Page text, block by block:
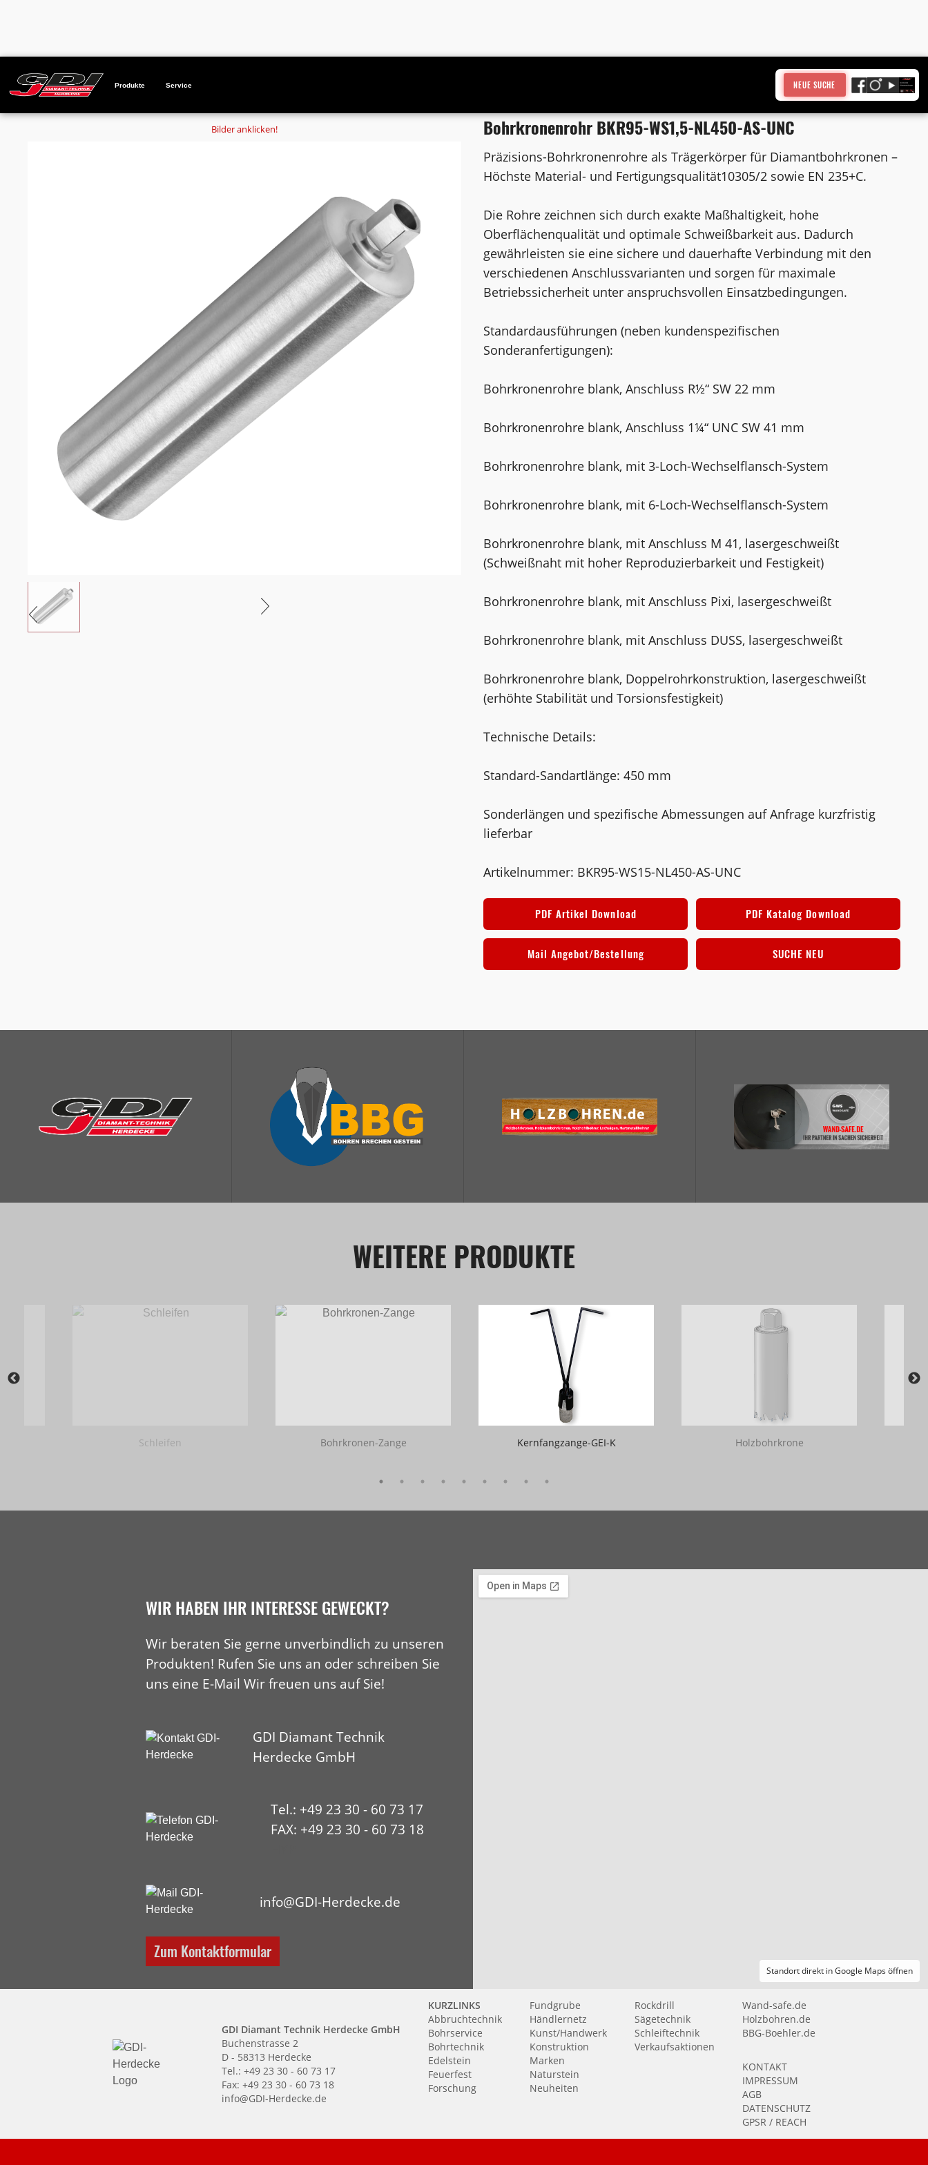
Produkte Service NEUE SUCHE
Startseite Produkte Bohrkronenrohr BKR95-WS1,5-NL450-AS-UNC
Bilder anklicken! Bohrkronenrohr BKR95-WS1,5-NL450-AS-UNC
Präzisions-Bohrkronenrohre als Trägerkörper für Diamantbohrkronen –
Höchste Material- und Fertigungsqualität10305/2 sowie EN 235+C.
Die Rohre zeichnen sich durch exakte Maßhaltigkeit, hohe
Oberflächenqualität und optimale Schweißbarkeit aus. Dadurch
gewährleisten sie eine sichere und dauerhafte Verbindung mit den
verschiedenen Anschlussvarianten und sorgen für maximale
Betriebssicherheit unter anspruchsvollen Einsatzbedingungen.
Standardausführungen (neben kundenspezifischen
Sonderanfertigungen):
Bohrkronenrohre blank, Anschluss R½“ SW 22 mm
Bohrkronenrohre blank, Anschluss 1¼“ UNC SW 41 mm
Bohrkronenrohre blank, mit 3-Loch-Wechselflansch-System
Bohrkronenrohre blank, mit 6-Loch-Wechselflansch-System
Bohrkronenrohre blank, mit Anschluss M 41, laser­geschweißt
(Schweißnaht mit hoher Reproduzierbarkeit und Festigkeit)
Bohrkronenrohre blank, mit Anschluss Pixi, laser­geschweißt
Bohrkronenrohre blank, mit Anschluss DUSS, laser­geschweißt
Bohrkronenrohre blank, Doppelrohrkonstruktion, laser­geschweißt
(erhöhte Stabilität und Torsionsfestigkeit)
Technische Details:
Standard-Sandartlänge: 450 mm
Sonderlängen und spezifische Abmessungen auf Anfrage kurzfristig
lieferbar
Artikelnummer: BKR95-WS15-NL450-AS-UNC
PDF Artikel Download PDF Katalog Download
Mail Angebot/Bestellung SUCHE NEU
WEITERE PRODUKTE
Schleifen Bohrkronen-Zange Kernfangzange-GEI-K Holzbohrkrone
WIR HABEN IHR INTERESSE GEWECKT?
Wir beraten Sie gerne unverbindlich zu unseren
Produkten! Rufen Sie uns an oder schreiben Sie
uns eine E-Mail Wir freuen uns auf Sie!
GDI Diamant Technik
Herdecke GmbH
Tel.: +49 23 30 - 60 73 17
FAX: +49 23 30 - 60 73 18
info@GDI-Herdecke.de
Zum Kontaktformular
Standort direkt in Google Maps öffnen
GDI Diamant Technik Herdecke GmbH
Buchenstrasse 2
D - 58313 Herdecke
Tel.: +49 23 30 - 60 73 17
Fax: +49 23 30 - 60 73 18
info@GDI-Herdecke.de
KURZLINKS
Abbruchtechnik
Bohrservice
Bohrtechnik
Edelstein
Feuerfest
Forschung
Fundgrube
Händlernetz
Kunst/Handwerk
Konstruktion
Marken
Naturstein
Neuheiten
Rockdrill
Sägetechnik
Schleiftechnik
Verkaufsaktionen
Wand-safe.de
Holzbohren.de
BBG-Boehler.de
KONTAKT
IMPRESSUM
AGB
DATENSCHUTZ
GPSR / REACH